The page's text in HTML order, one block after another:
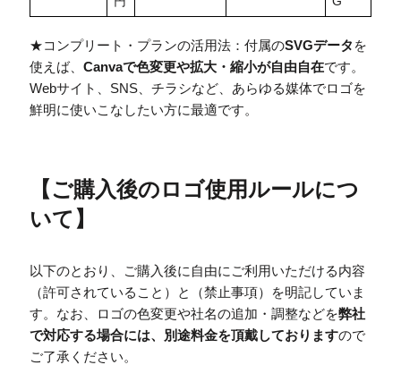
★コンプリート・プランの活用法：付属のSVGデータ を
使えば、 Canvaで色変更や拡大・縮小が自由自在です。
Webサイト、SNS、チラシなど、あらゆる媒体でロゴを
鮮明に使いこなしたい方に最適です。
【ご購入後のロゴ使用ルールにつ
いて 】
以下のとおり、ご購入後に自由にご利用いただける内容
（許可されていること）と（禁止事項）を明記していま
す。なお、ロゴの色変更や社名の追加・調整などを弊社
で対応する場合には、別途料金を頂戴しておりますので
ご了承ください。